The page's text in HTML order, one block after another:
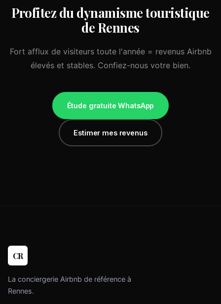
Profitez du dynamisme touristique
de Rennes
Fort afflux de visiteurs toute l'année = revenus Airbnb
élevés et stables. Confiez-nous votre bien.
Étude gratuite WhatsApp
Estimer mes revenus
CR
La conciergerie Airbnb de référence à
Rennes.